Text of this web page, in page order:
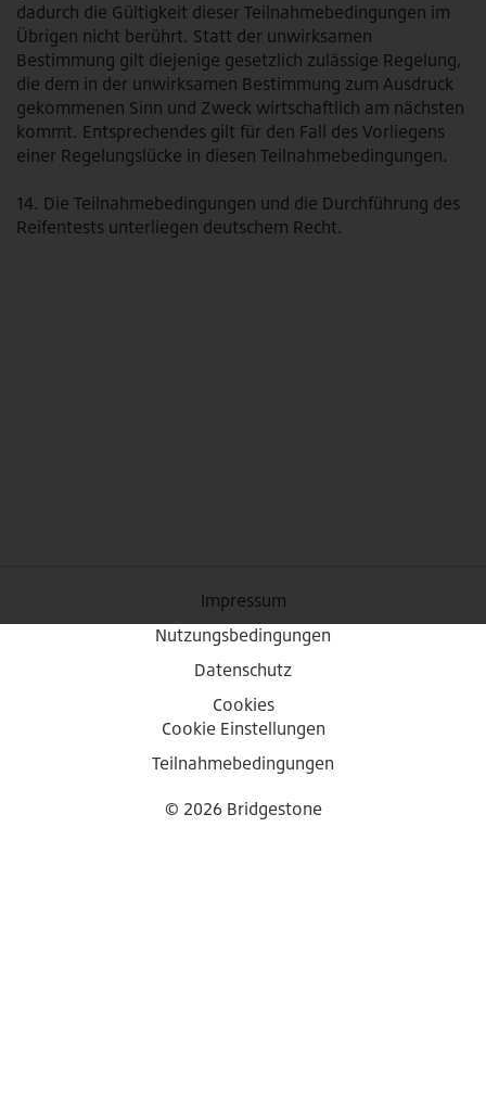
dadurch die Gültigkeit dieser Teilnahmebedingungen im
Übrigen nicht berührt. Statt der unwirksamen
Bestimmung gilt diejenige gesetzlich zulässige Regelung,
die dem in der unwirksamen Bestimmung zum Ausdruck
gekommenen Sinn und Zweck wirtschaftlich am nächsten
kommt. Entsprechendes gilt für den Fall des Vorliegens
einer Regelungslücke in diesen Teilnahmebedingungen.
14. Die Teilnahmebedingungen und die Durchführung des
Reifentests unterliegen deutschem Recht.
Impressum
Nutzungsbedingungen
Datenschutz
Cookies
Cookie Einstellungen
Teilnahmebedingungen
© 2026 Bridgestone